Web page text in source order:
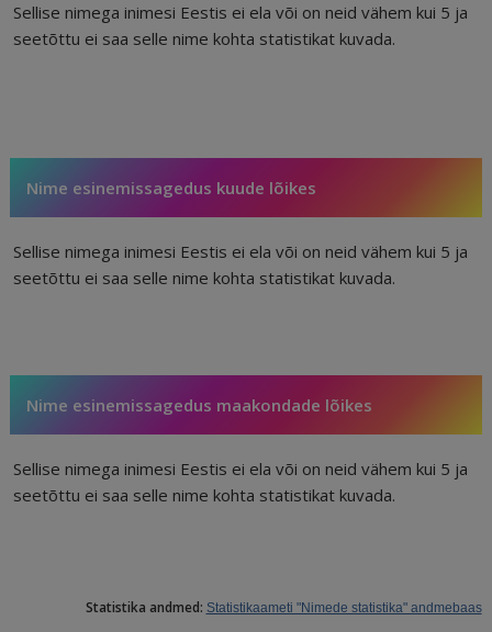
Sellise nimega inimesi Eestis ei ela või on neid vähem kui 5 ja
seetõttu ei saa selle nime kohta statistikat kuvada.
Nime esinemissagedus kuude lõikes
Sellise nimega inimesi Eestis ei ela või on neid vähem kui 5 ja
seetõttu ei saa selle nime kohta statistikat kuvada.
Nime esinemissagedus maakondade lõikes
Sellise nimega inimesi Eestis ei ela või on neid vähem kui 5 ja
seetõttu ei saa selle nime kohta statistikat kuvada.
Statistika andmed: Statistikaameti "Nimede statistika" andmebaas